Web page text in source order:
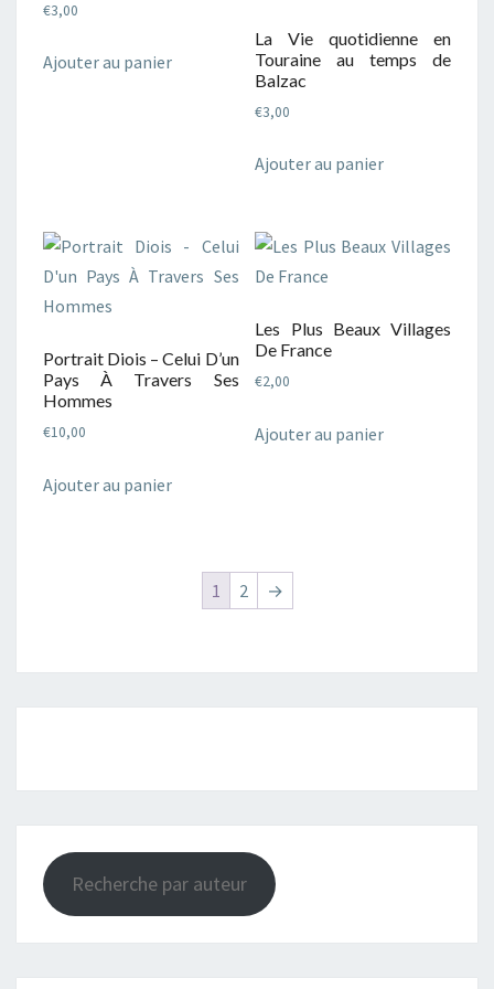
€3,00
Ajouter au panier
La Vie quotidienne en
Touraine au temps de
Balzac
€3,00
Ajouter au panier
Portrait Diois – Celui D’un
Pays À Travers Ses
Hommes
€10,00
Ajouter au panier
Les Plus Beaux Villages
De France
€2,00
Ajouter au panier
1 2 →
Recherche par auteur